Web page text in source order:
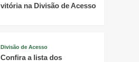
vitória na Divisão de Acesso
Divisão de Acesso
Confira a lista dos